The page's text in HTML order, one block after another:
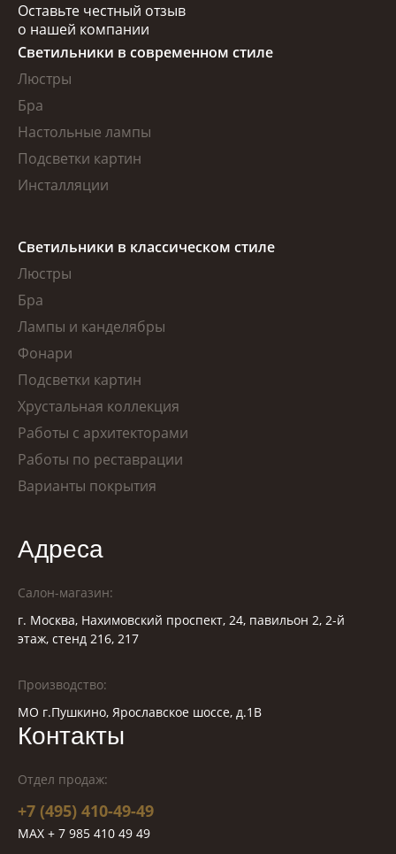
Оставьте честный отзыв
о нашей компании
Светильники в современном стиле
Люстры
Бра
Настольные лампы
Подсветки картин
Инсталляции
Светильники в классическом стиле
Люстры
Бра
Лампы и канделябры
Фонари
Подсветки картин
Хрустальная коллекция
Работы с архитекторами
Работы по реставрации
Варианты покрытия
Адреса
Салон-магазин:
г. Москва, Нахимовский проспект, 24, павильон 2, 2-й
этаж, стенд 216, 217
Производство:
МО г.Пушкино, Ярославское шоссе, д.1В
Контакты
Отдел продаж:
+7 (495) 410-49-49
MAX + 7 985 410 49 49